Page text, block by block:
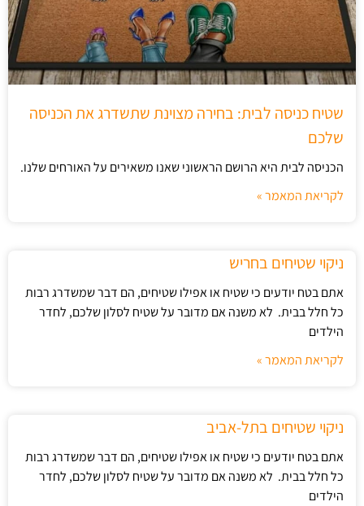
שטיח כניסה לבית: בחירה מצוינת שתשדרג את הכניסה
שלכם
הכניסה לבית היא הרושם הראשוני שאנו משאירים על האורחים שלנו.
לקריאת המאמר »
ניקוי שטיחים בחריש
אתם בטח יודעים כי שטיח או אפילו שטיחים, הם דבר שמשדרג רבות
כל חלל בבית. לא משנה אם מדובר על שטיח לסלון שלכם, לחדר
הילדים
לקריאת המאמר »
ניקוי שטיחים בתל-אביב
אתם בטח יודעים כי שטיח או אפילו שטיחים, הם דבר שמשדרג רבות
כל חלל בבית. לא משנה אם מדובר על שטיח לסלון שלכם, לחדר
הילדים